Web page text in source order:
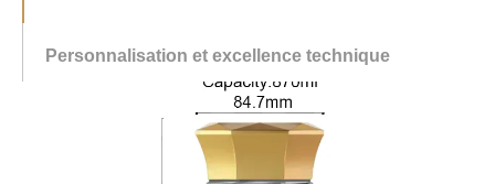
Personnalisation et excellence technique